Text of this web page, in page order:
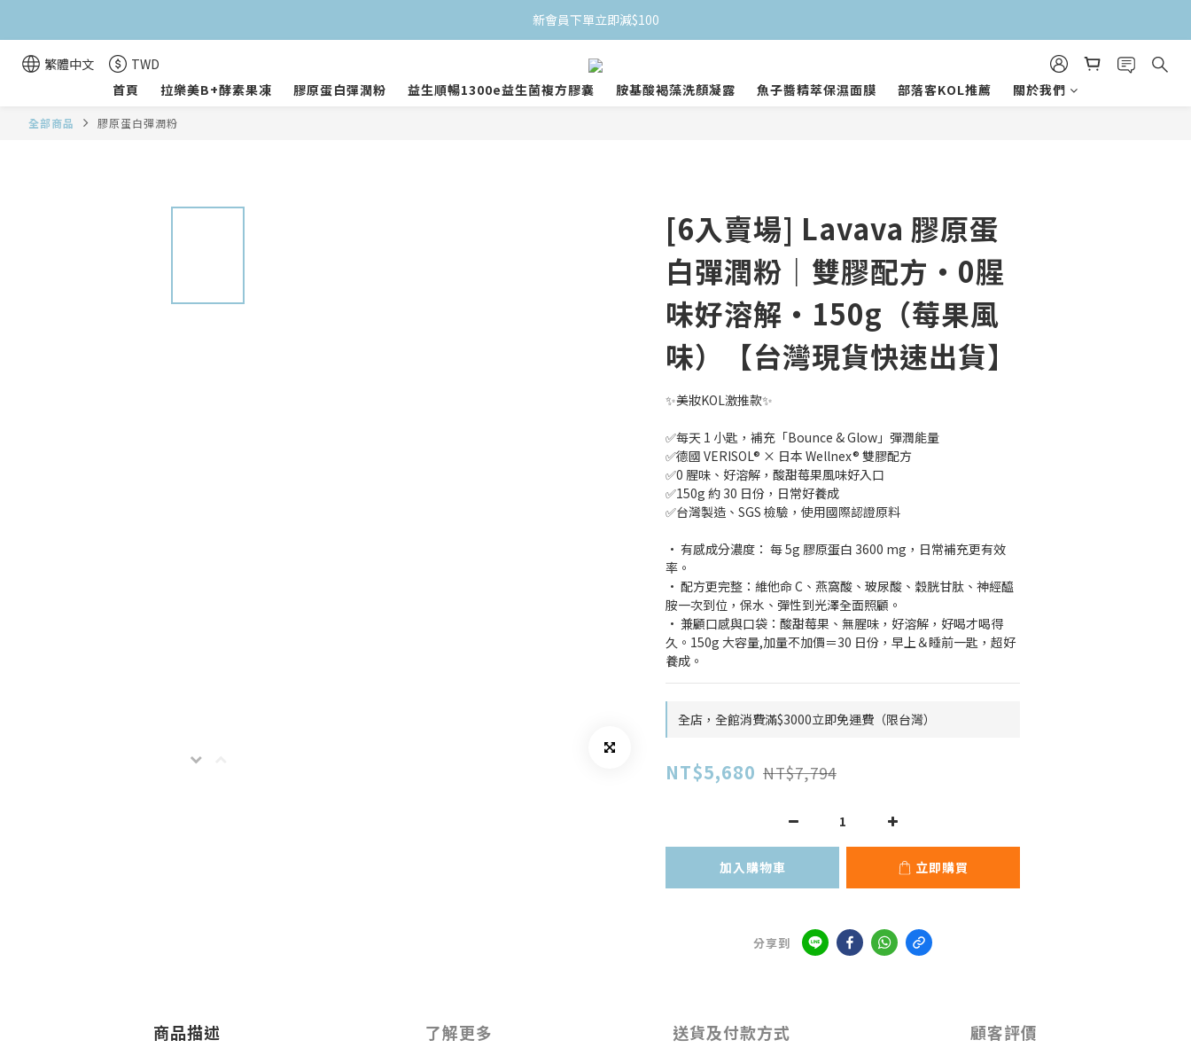
新會員下單立即減$100
繁體中文
TWD
首頁
拉樂美B+酵素果凍 膠原蛋白彈潤粉 益生順暢1300e益生菌複方膠囊 胺基酸褐藻洗顏凝露 魚子醬精萃保濕面膜 部落客KOL推薦 關於我們
全部商品 膠原蛋白彈潤粉
[6入賣場] Lavava 膠原蛋
白彈潤粉｜雙膠配方・0腥
味好溶解・150g（莓果風
味）【台灣現貨快速出貨】
✨美妝KOL激推款✨
✅每天 1 小匙，補充「Bounce & Glow」彈潤能量
✅德國 VERISOL® × 日本 Wellnex® 雙膠配方
✅0 腥味、好溶解，酸甜莓果風味好入口
✅150g 約 30 日份，日常好養成
✅台灣製造、SGS 檢驗，使用國際認證原料
• 有感成分濃度： 每 5g 膠原蛋白 3600 mg，日常補充更有效
率。
• 配方更完整：維他命 C、燕窩酸、玻尿酸、穀胱甘肽、神經醯
胺一次到位，保水、彈性到光澤全面照顧。
• 兼顧口感與口袋：酸甜莓果、無腥味，好溶解，好喝才喝得
久。150g 大容量,加量不加價＝30 日份，早上＆睡前一匙，超好
養成。
全店，全館消費滿$3000立即免運費（限台灣）
NT$5,680 NT$7,794
加入購物車 立即購買
分享到
商品描述 了解更多 送貨及付款方式 顧客評價